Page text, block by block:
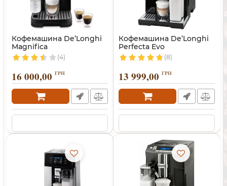
Кофемашина De’Longhi
Magnifica
(4)
16 000,00 ГРН
Кофемашина De’Longhi
Perfecta Evo
(8)
13 999,00 ГРН